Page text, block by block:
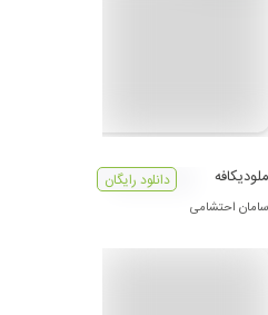
ملودیکافه
سامان احتشامی
دانلود رایگان